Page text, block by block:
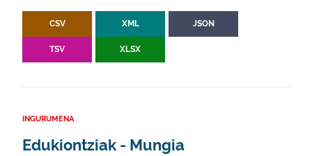
CSV XML JSON
TSV XLSX
INGURUMENA
Edukiontziak - Mungia